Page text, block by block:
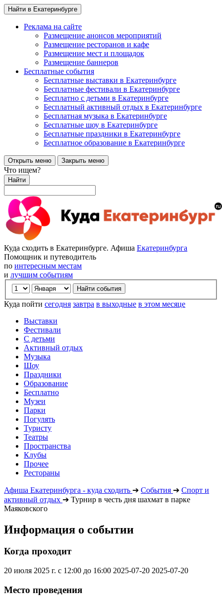
Найти в Екатеринбурге
Реклама на сайте
Размещение анонсов мероприятий
Размещение ресторанов и кафе
Размещение мест и площадок
Размещение баннеров
Бесплатные события
Бесплатные выставки в Екатеринбурге
Бесплатные фестивали в Екатеринбурге
Бесплатно с детьми в Екатеринбурге
Бесплатный активный отдых в Екатеринбурге
Бесплатная музыка в Екатеринбурге
Бесплатные шоу в Екатеринбурге
Бесплатные праздники в Екатеринбурге
Бесплатное образование в Екатеринбурге
Открыть меню Закрыть меню
Что ищем?
Найти
Куда сходить в Екатеринбурге. Афиша Екатеринбурга
Помощник и путеводитель
по интересным местам
и лучшим событиям
Куда пойти сегодня завтра в выходные в этом месяце
Выставки
Фестивали
С детьми
Активный отдых
Музыка
Шоу
Праздники
Образование
Бесплатно
Музеи
Парки
Погулять
Туристу
Театры
Пространства
Клубы
Прочее
Рестораны
Афиша Екатеринбурга - куда сходить ➔ События ➔ Спорт и
активный отдых ➔ Турнир в честь дня шахмат в парке
Маяковского
Информация о событии
Когда проходит
20 июля 2025 г. с 12:00 до 16:00 2025-07-20 2025-07-20
Место проведения